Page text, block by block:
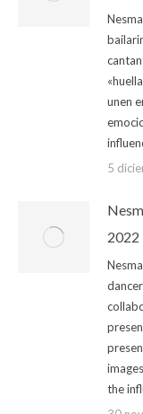
unen
5
2022
the